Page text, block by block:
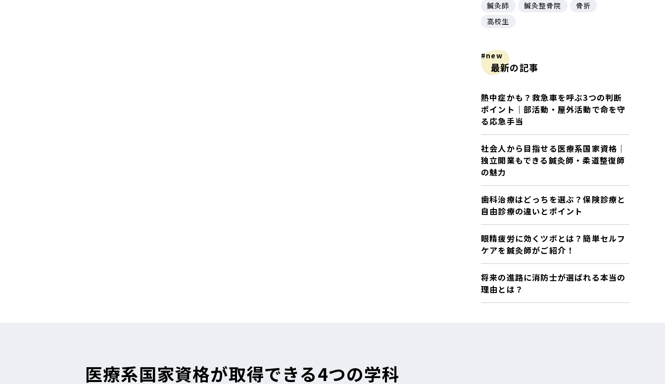
鍼灸師
鍼灸整骨院
骨折
高校生
#new
最新の記事
熱中症かも？救急車を呼ぶ3つの判断
ポイント｜部活動・屋外活動で命を守
る応急手当
社会人から目指せる医療系国家資格｜
独立開業もできる鍼灸師・柔道整復師
の魅力
歯科治療はどっちを選ぶ？保険診療と
自由診療の違いとポイント
眼精疲労に効くツボとは？簡単セルフ
ケアを鍼灸師がご紹介！
将来の進路に消防士が選ばれる本当の
理由とは？
医療系国家資格が取得できる4つの学科